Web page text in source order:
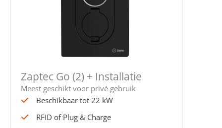
Zaptec Go (2) + Installatie
Meest geschikt voor privé gebruik
Beschikbaar tot 22 kW
RFID of Plug & Charge